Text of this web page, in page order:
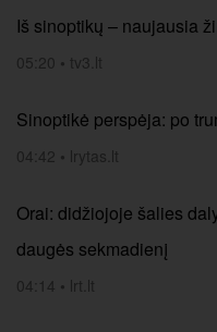
Iš sinoptikų – naujausia
05:20 • tv3.lt
Sinoptikė perspėja: po
04:42 • lrytas.lt
Orai: didžiojoje šalies
daugės sekmadienį
04:14 • lrt.lt